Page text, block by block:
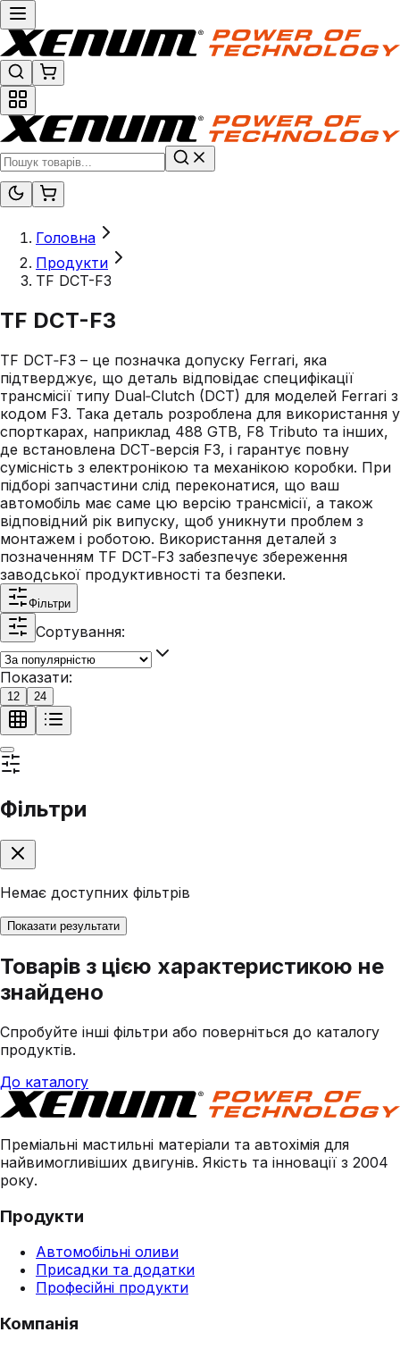
Головна
Продукти
TF DCT-F3
TF DCT-F3
TF DCT‑F3 – це позначка допуску Ferrari, яка
підтверджує, що деталь відповідає специфікації
трансмісії типу Dual‑Clutch (DCT) для моделей Ferrari з
кодом F3. Така деталь розроблена для використання у
спорткарах, наприклад 488 GTB, F8 Tributo та інших,
де встановлена DCT‑версія F3, і гарантує повну
сумісність з електронікою та механікою коробки. При
підборі запчастини слід переконатися, що ваш
автомобіль має саме цю версію трансмісії, а також
відповідний рік випуску, щоб уникнути проблем з
монтажем і роботою. Використання деталей з
позначенням TF DCT‑F3 забезпечує збереження
заводської продуктивності та безпеки.
Фільтри
Сортування:
Показати:
12 24
Фільтри
Немає доступних фільтрів
Показати результати
Товарів з цією характеристикою не
знайдено
Спробуйте інші фільтри або поверніться до каталогу
продуктів.
До каталогу
Преміальні мастильні матеріали та автохімія для
найвимогливіших двигунів. Якість та інновації з 2004
року.
Продукти
Автомобільні оливи
Присадки та додатки
Професійні продукти
Компанія